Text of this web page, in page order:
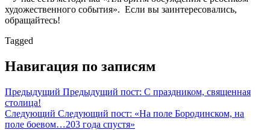
художественного события». Если вы заинтересовались,
обращайтесь!
Tagged
Навигация по записям
Предыдущий Предыдущий пост: С праздником, священная
столица!
Следующий Следующий пост: «На поле Бородинском, на
поле боевом…203 года спустя»